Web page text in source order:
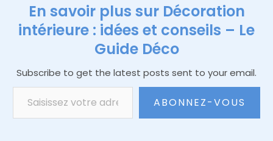
En savoir plus sur Décoration
intérieure : idées et conseils – Le
Guide Déco
Subscribe to get the latest posts sent to your email.
Saisissez votre adresse e-mail…
ABONNEZ-VOUS